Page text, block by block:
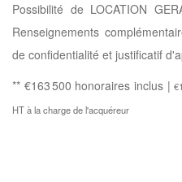
Possibilité de LOCATION
Renseignements
de confidentialité et justificatif
** €163 500 honoraires inclus |
HT à la charge de l'acquéreur